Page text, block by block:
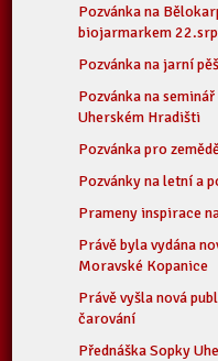
Pozvánka na
biojarmarkem
Pozvánka na jarní
Pozvánka na
Uherském Hradišti
Pozvánka pro
Pozvánky na letní a
Prameny inspirace
Právě byla vydána
Moravské Kopanice
Právě vyšla nová
čarování
Přednáška Sopky